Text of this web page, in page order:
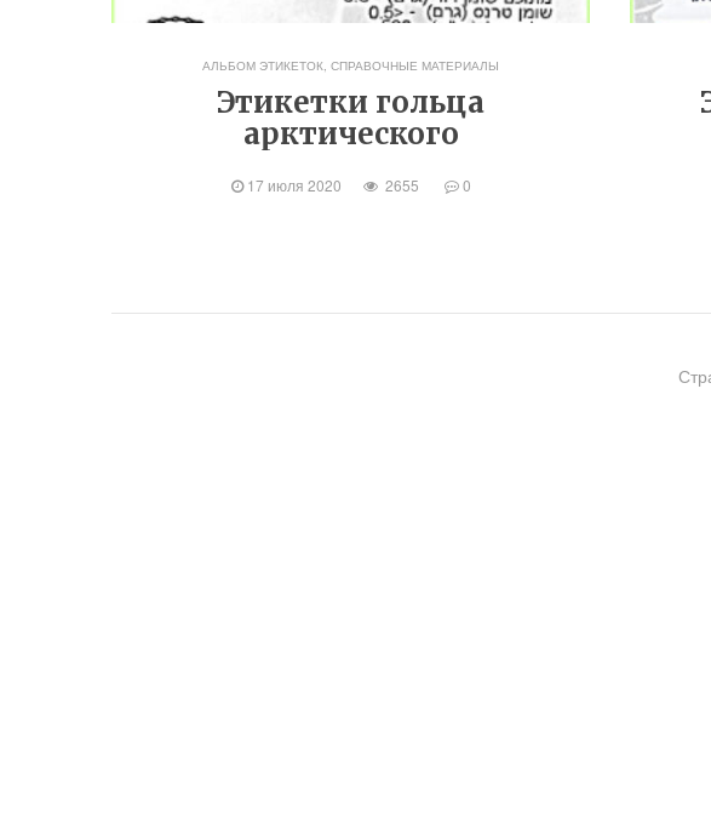
АЛЬБОМ ЭТИКЕТОК ,СПРАВОЧНЫЕ МАТЕРИАЛЫ
Этикетки гольца
арктического
17 июля 2020 2655 0